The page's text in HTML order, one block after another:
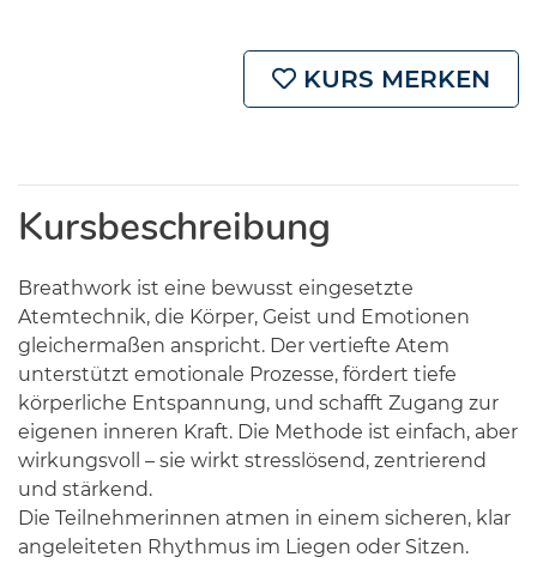
KURS MERKEN
Kursbeschreibung
Breathwork ist eine bewusst eingesetzte
Atemtechnik, die Körper, Geist und Emotionen
gleichermaßen anspricht. Der vertiefte Atem
unterstützt emotionale Prozesse, fördert tiefe
körperliche Entspannung, und schafft Zugang zur
eigenen inneren Kraft. Die Methode ist einfach, aber
wirkungsvoll – sie wirkt stresslösend, zentrierend
und stärkend.
Die Teilnehmerinnen atmen in einem sicheren, klar
angeleiteten Rhythmus im Liegen oder Sitzen.